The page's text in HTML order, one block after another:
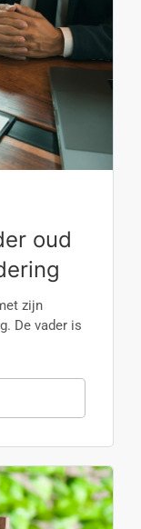
oud
zijn
De vader is